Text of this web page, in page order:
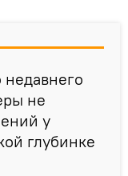
недавнего
не
у
глубинке